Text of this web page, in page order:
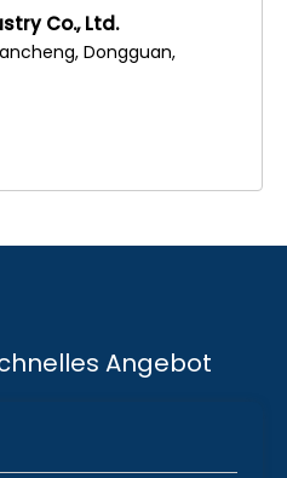
Co., Ltd.
Dongguan,
Angebot